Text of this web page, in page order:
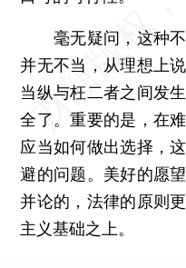
毫无疑问，这种不
并无不当，从理想上
当纵与枉二者之间发
全了。重要的是，在
应当如何做出选择，
避的问题。美好的愿
并论的，法律的原则
主义基础之上。